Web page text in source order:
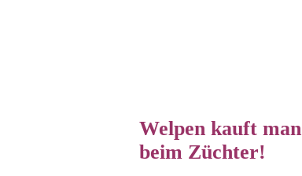
Welpen kauft man
beim Züchter!